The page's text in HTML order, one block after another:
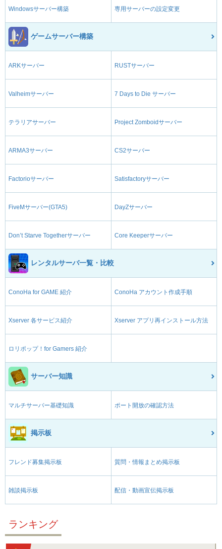
Windowsサーバー構築 専用サーバーの設定変更
ゲームサーバー構築
ARKサーバー RUSTサーバー
Valheimサーバー 7 Days to Die サーバー
テラリアサーバー Project Zomboidサーバー
ARMA3サーバー CS2サーバー
Factorioサーバー Satisfactoryサーバー
FiveMサーバー(GTA5) DayZサーバー
Don’t Starve Togetherサーバー Core Keeperサーバー
レンタルサーバ一覧・比較
ConoHa for GAME 紹介 ConoHa アカウント作成手順
Xserver 各サービス紹介 Xserver アプリ再インストール方法
ロリポップ！for Gamers 紹介
サーバー知識
マルチサーバー基礎知識 ポート開放の確認方法
掲示板
フレンド募集掲示板 質問・情報まとめ掲示板
雑談掲示板 配信・動画宣伝掲示板
ランキング